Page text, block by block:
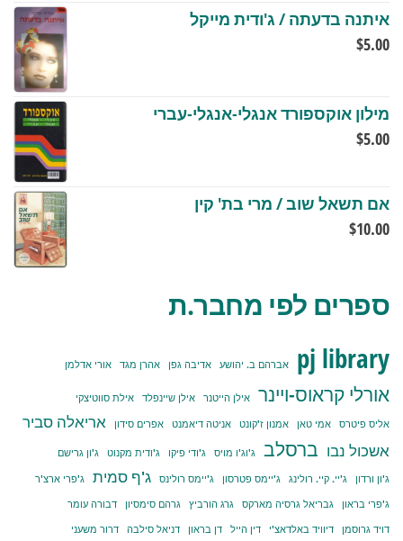
איתנה בדעתה / ג'ודית מייקל
$5.00
מילון אוקספורד אנגלי-אנגלי-עברי
$5.00
אם תשאל שוב / מרי בת' קין
$10.00
ספרים לפי מחבר.ת
pj library אברהם ב. יהושע אדיבה גפן אהרן מגד אורי אדלמן
אורלי קראוס-ויינר אילן הייטנר אילן שיינפלד אילת סווטיצקי
אליס פיטרס אמי טאן אמנון ז'קונט אניטה דיאמנט אפרים סידון
אריאלה סביר
אשכול נבו ברסלב ג'וג'ו מויס ג'ודי פיקו ג'ודית מקנוט ג'ון גרישם
ג'ון ורדון ג'יי. קיי. רולינג ג'יימס פטרסון ג'יימס רולינס ג'ף סמית
ג'פרי ארצ'ר
ג'פרי בראון
גבריאל גרסיה מארקס גרג הורביץ גרהם סימסיון
דבורה עומר
דויד גרוסמן
דיוויד באלדאצ'י דין הייל דן בראון דניאל סילבה דרור משעני